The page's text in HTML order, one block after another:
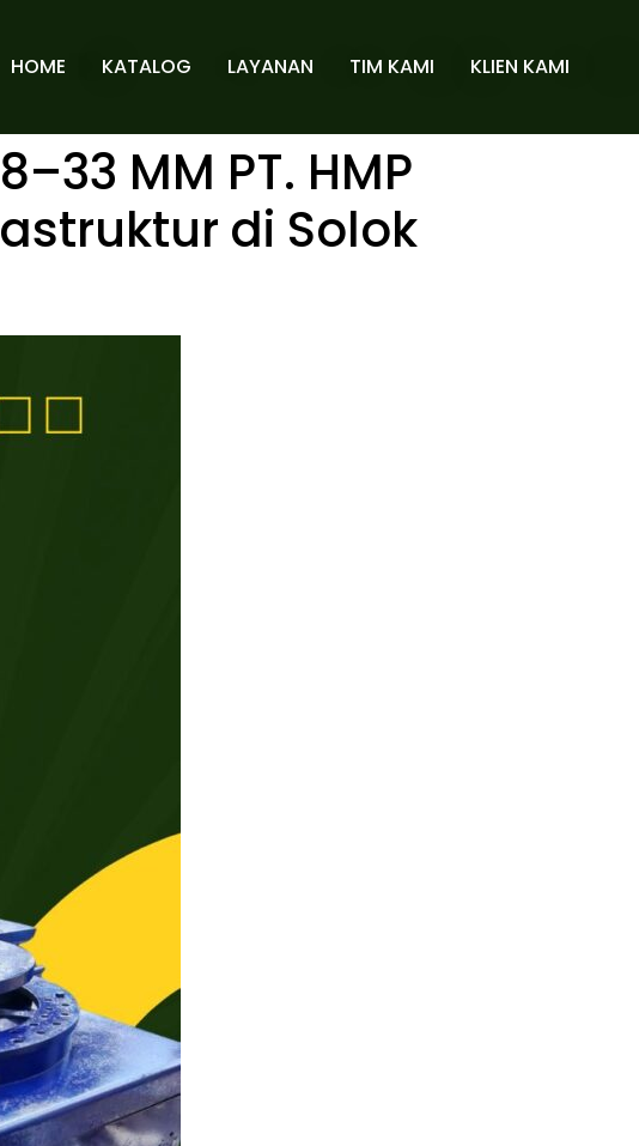
HOME KATALOG LAYANAN TIM KAMI KLIEN KAMI
MM PT. HMP
di Solok